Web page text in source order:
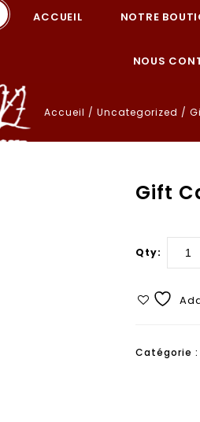
ACCUEIL NOTRE
NOUS
Accueil / Uncategorized /
Gift
Qty:
Catégorie :